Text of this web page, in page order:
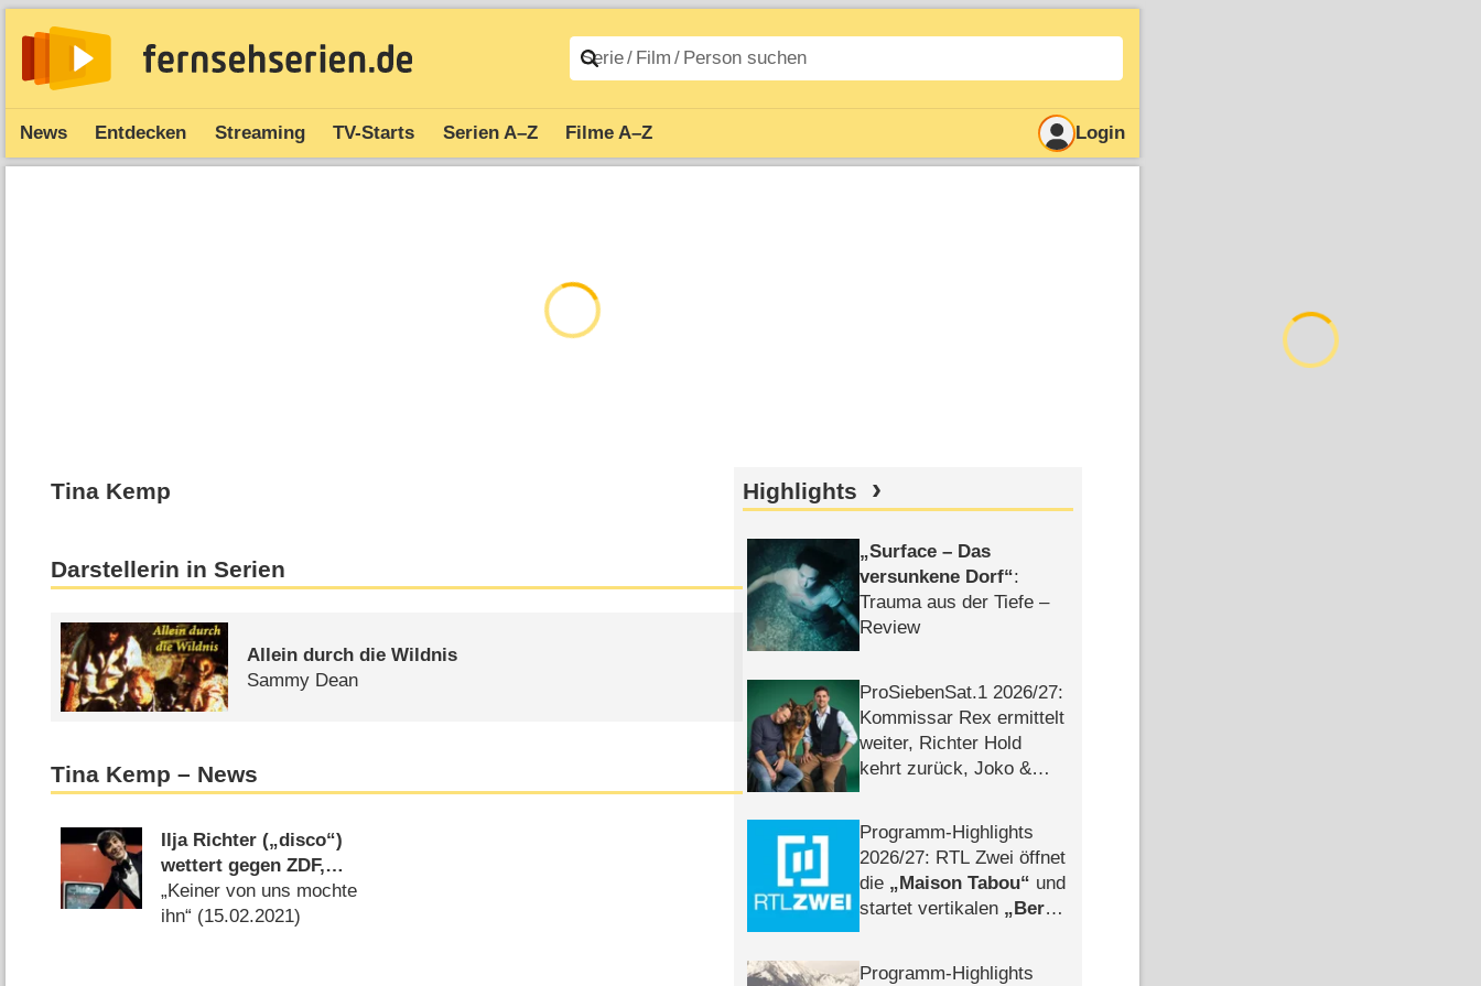
News Entdecken Streaming TV-Starts Serien A–Z Filme A–Z Login
Tina Kemp
Darstellerin in Serien
Allein durch die Wildnis
Sammy Dean
Tina Kemp – News
Ilja Richter („disco“)
wettert gegen ZDF,
Kollegen werfen ihm
Arroganz vor
„Keiner von uns mochte
ihn“ (15.02.2021)
Highlights
Surface – Das
versunkene Dorf :
Trauma aus der Tiefe –
Review
ProSiebenSat.1 2026/​27:
Kommissar Rex ermittelt
weiter, Richter Hold
kehrt zurück, Joko &
Programm-Highlights
2026/​27: RTL Zwei öffnet
die
Maison Tabou
und
startet vertikalen
Berlin
Programm-Highlights